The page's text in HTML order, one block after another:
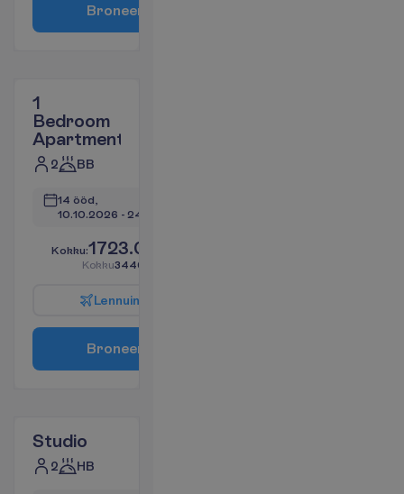
Broneer
1
Bedroom
Apartment
2 BB
14 ööd,
10.10.2026 - 24.10.2026
Kokku:1723.05
Kokku3446.11
Lennuin
Broneer
Studio
2 HB